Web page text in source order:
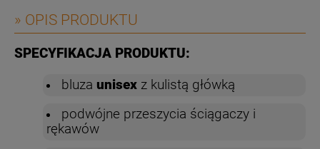
» OPIS PRODUKTU
SPECYFIKACJA PRODUKTU:
bluza unisex z kulistą główką
podwójne przeszycia ściągaczy i
rękawów